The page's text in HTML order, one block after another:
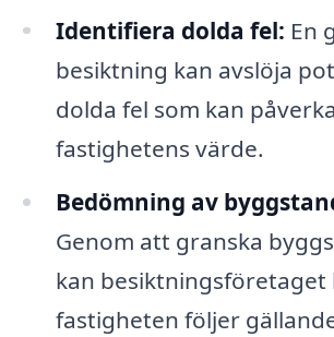
Identifiera dolda fel: En
besiktning kan avslöja
dolda fel som kan påverka
fastighetens värde.
Bedömning av
Genom att granska
kan besiktningsföretaget
fastigheten följer